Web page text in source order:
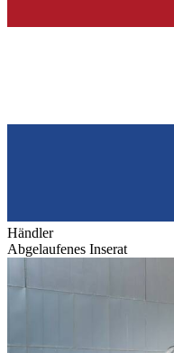
Händler
Abgelaufenes Inserat